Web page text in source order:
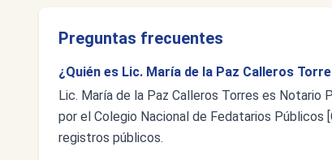
Preguntas frecuentes
¿Quién es Lic. María de la Paz Calleros
Lic. María de la Paz Calleros Torres es Notario
por el Colegio Nacional de Fedatarios
registros públicos.